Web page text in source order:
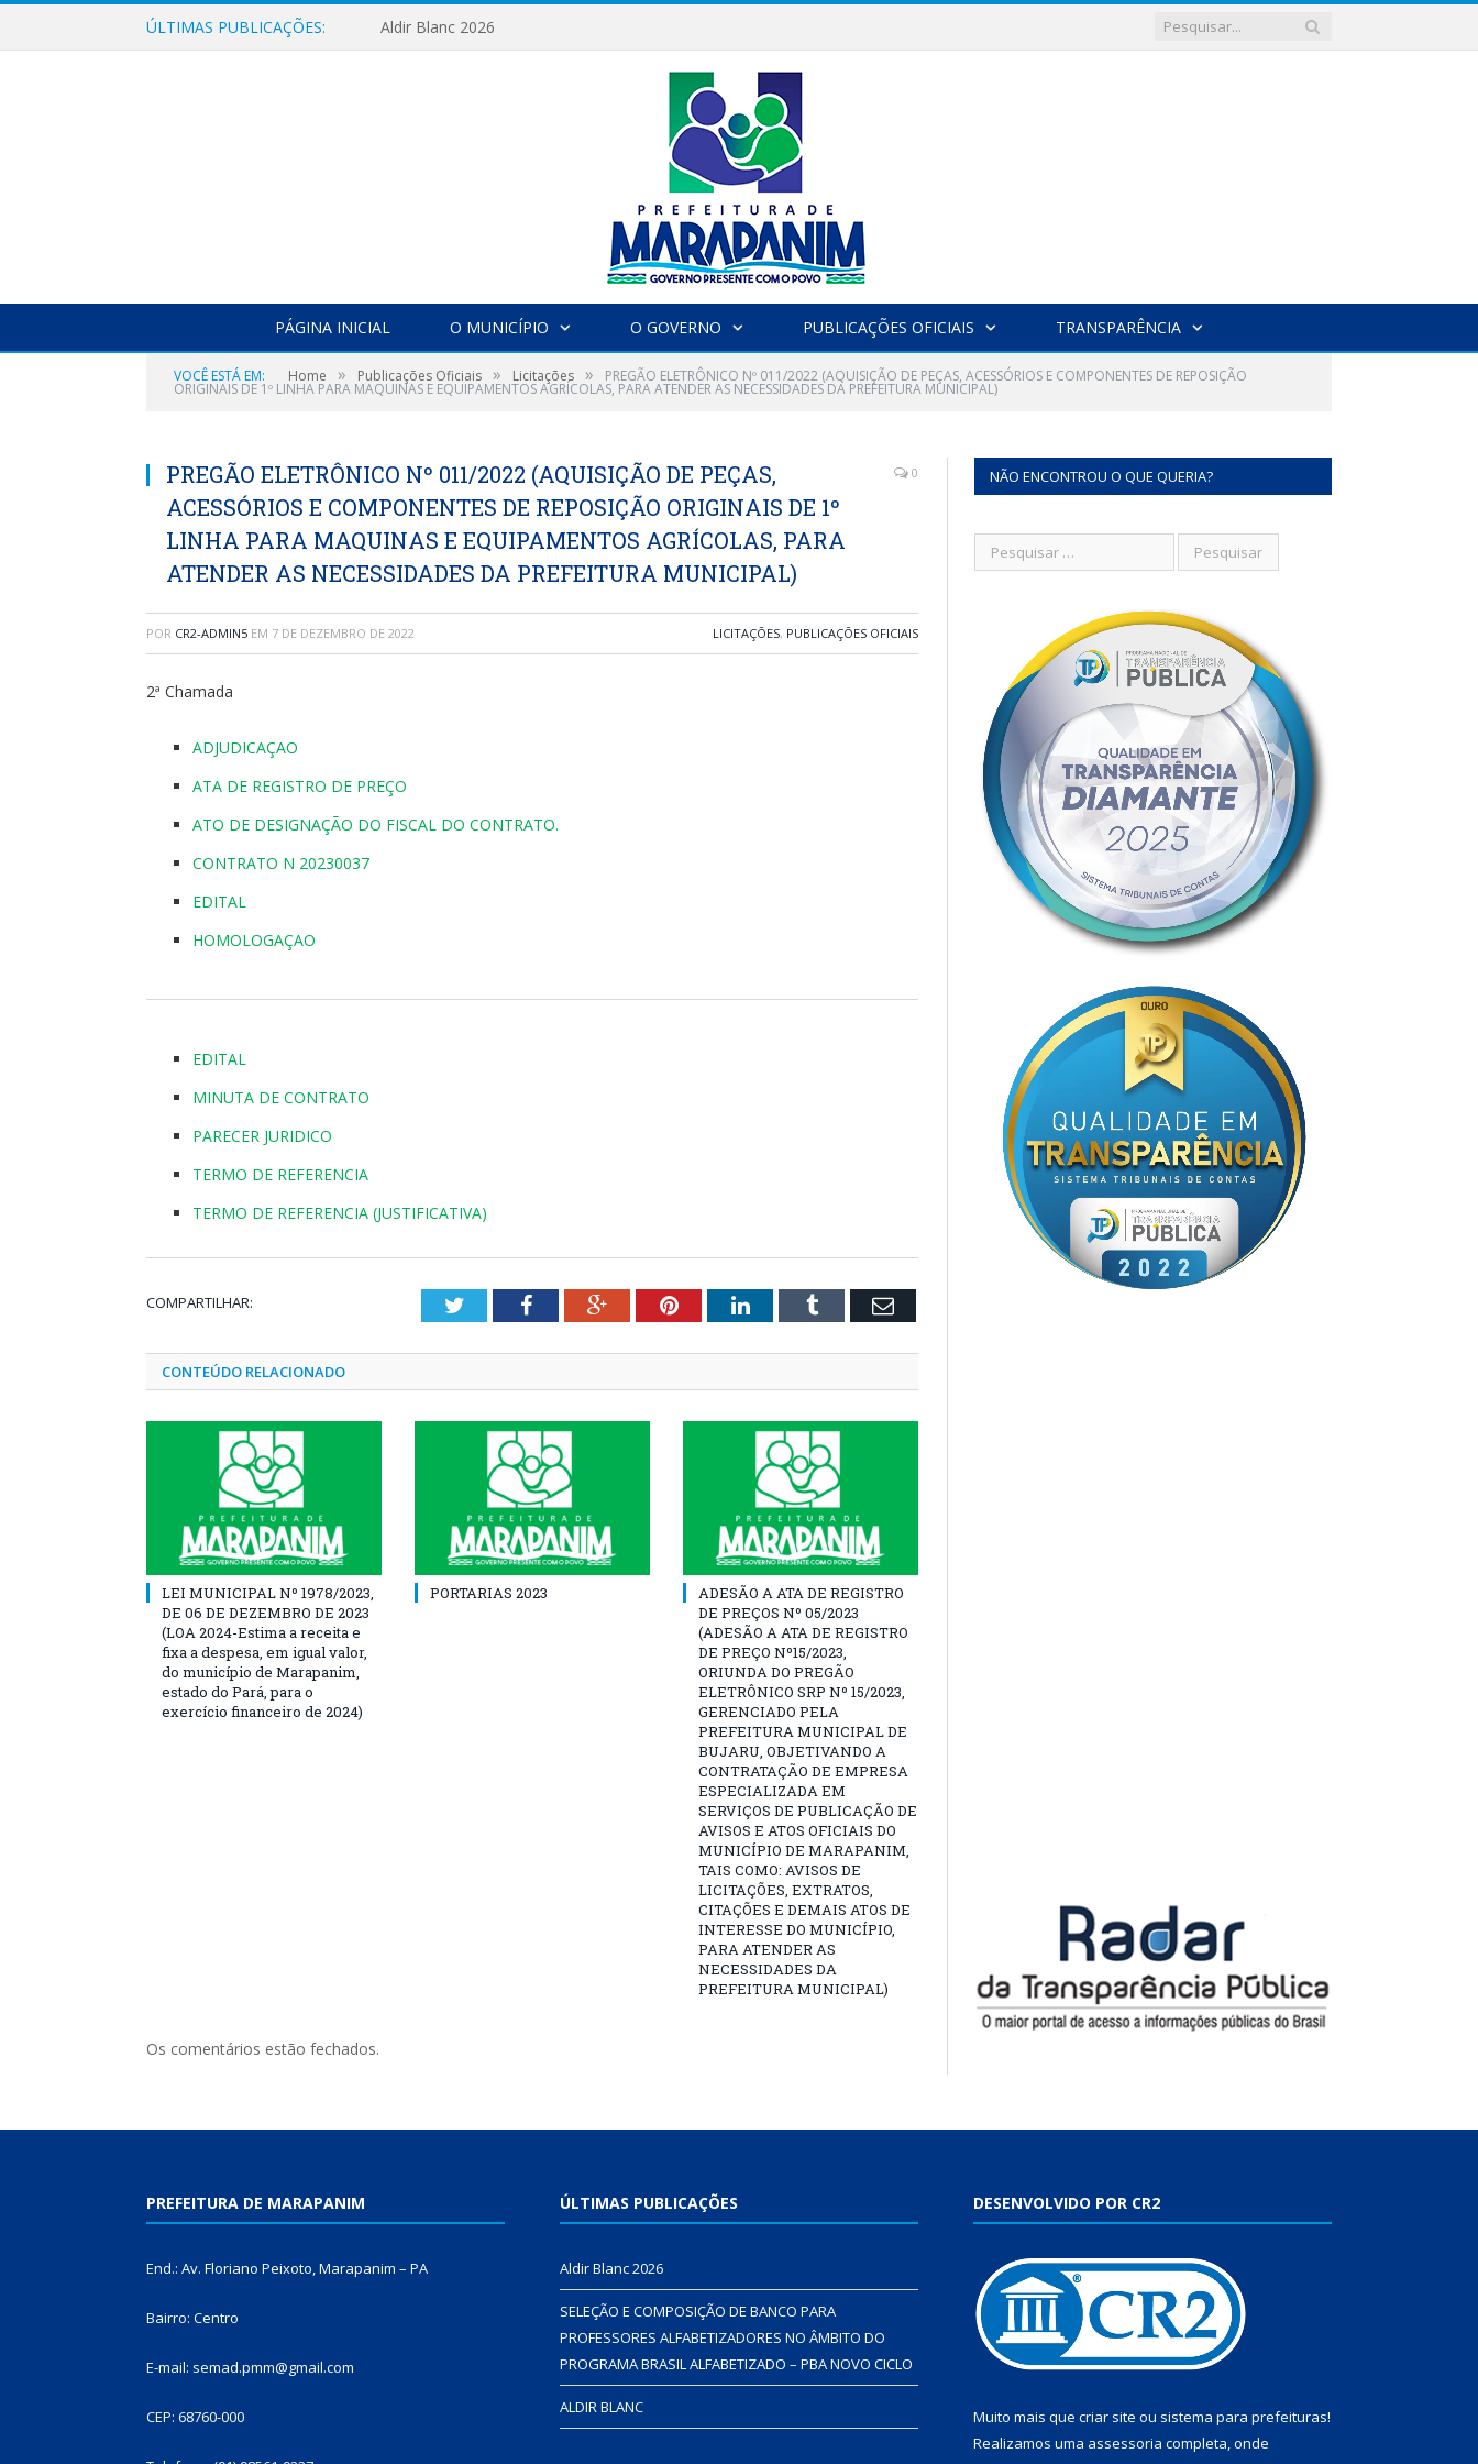
ÚLTIMAS PUBLICAÇÕES: Aldir Blanc 2026
PÁGINA INICIAL O MUNICÍPIO O GOVERNO PUBLICAÇÕES OFICIAIS TRANSPARÊNCIA
VOCÊ ESTÁ EM: Home » Publicações Oficiais » Licitações » PREGÃO ELETRÔNICO Nº 011/2022 (AQUISIÇÃO DE PEÇAS, ACESSÓRIOS E COMPONENTES DE REPOSIÇÃO
ORIGINAIS DE 1º LINHA PARA MAQUINAS E EQUIPAMENTOS AGRÍCOLAS, PARA ATENDER AS NECESSIDADES DA PREFEITURA MUNICIPAL)
PREGÃO ELETRÔNICO Nº 011/2022 (AQUISIÇÃO DE PEÇAS,
ACESSÓRIOS E COMPONENTES DE REPOSIÇÃO ORIGINAIS DE 1º
LINHA PARA MAQUINAS E EQUIPAMENTOS AGRÍCOLAS, PARA
ATENDER AS NECESSIDADES DA PREFEITURA MUNICIPAL)
0
POR CR2-ADMIN5 EM 7 DE DEZEMBRO DE 2022 LICITAÇÕES, PUBLICAÇÕES OFICIAIS
2ª Chamada
ADJUDICAÇAO
ATA DE REGISTRO DE PREÇO
ATO DE DESIGNAÇÃO DO FISCAL DO CONTRATO.
CONTRATO N 20230037
EDITAL
HOMOLOGAÇAO
EDITAL
MINUTA DE CONTRATO
PARECER JURIDICO
TERMO DE REFERENCIA
TERMO DE REFERENCIA (JUSTIFICATIVA)
COMPARTILHAR: TwitterFacebookGoogle+PinterestLinkedInTumblr Email
CONTEÚDO RELACIONADO
LEI MUNICIPAL Nº 1978/2023,
DE 06 DE DEZEMBRO DE 2023
(LOA 2024-Estima a receita e
fixa a despesa, em igual valor,
do município de Marapanim,
estado do Pará, para o
exercício financeiro de 2024)
PORTARIAS 2023
ADESÃO A ATA DE REGISTRO
DE PREÇOS Nº 05/2023
(ADESÃO A ATA DE REGISTRO
DE PREÇO Nº15/2023,
ORIUNDA DO PREGÃO
ELETRÔNICO SRP Nº 15/2023,
GERENCIADO PELA
PREFEITURA MUNICIPAL DE
BUJARU, OBJETIVANDO A
CONTRATAÇÃO DE EMPRESA
ESPECIALIZADA EM
SERVIÇOS DE PUBLICAÇÃO DE
AVISOS E ATOS OFICIAIS DO
MUNICÍPIO DE MARAPANIM,
TAIS COMO: AVISOS DE
LICITAÇÕES, EXTRATOS,
CITAÇÕES E DEMAIS ATOS DE
INTERESSE DO MUNICÍPIO,
PARA ATENDER AS
NECESSIDADES DA
PREFEITURA MUNICIPAL)
Os comentários estão fechados.
NÃO ENCONTROU O QUE QUERIA?
PREFEITURA DE MARAPANIM
End.: Av. Floriano Peixoto, Marapanim – PA
Bairro: Centro
E-mail: semad.pmm@gmail.com
CEP: 68760-000
ÚLTIMAS PUBLICAÇÕES
Aldir Blanc 2026
SELEÇÃO E COMPOSIÇÃO DE BANCO PARA
PROFESSORES ALFABETIZADORES NO ÂMBITO DO
PROGRAMA BRASIL ALFABETIZADO – PBA NOVO CICLO
ALDIR BLANC
DESENVOLVIDO POR CR2
Muito mais que criar site ou sistema para prefeituras!
Realizamos uma assessoria completa, onde